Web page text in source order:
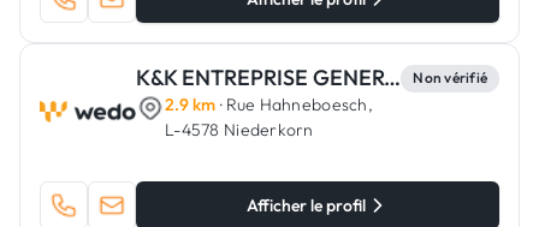
K&K ENTREPRISE GENERALE Non vérifié
2.9 km · Rue Hahneboesch,
L-4578 Niederkorn
Afficher le profil